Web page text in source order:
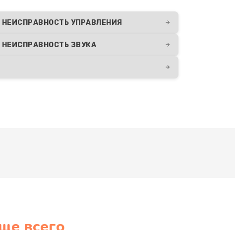
НЕИСПРАВНОСТЬ УПРАВЛЕНИЯ
НЕИСПРАВНОСТЬ ЗВУКА